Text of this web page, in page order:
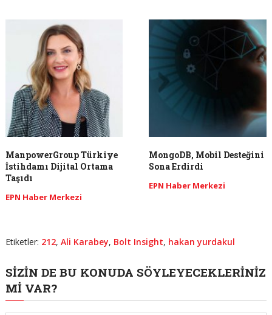
ManpowerGroup Türkiye
İstihdamı Dijital Ortama
Taşıdı
EPN Haber Merkezi
MongoDB, Mobil Desteğini
Sona Erdirdi
EPN Haber Merkezi
Etiketler: 212, Ali Karabey, Bolt Insight, hakan yurdakul
SIZIN DE BU KONUDA SÖYLEYECEKLERINIZ
MI VAR?